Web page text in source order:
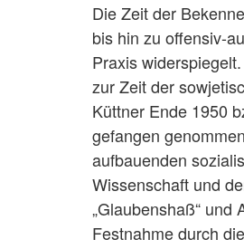
Die Zeit der
bis hin zu offensiv-
Praxis
zur Zeit der
Küttner Ende 1950
gefangen
aufbauenden
Wissenschaft und
„Glaubenshaß“ und
Festnahme durch